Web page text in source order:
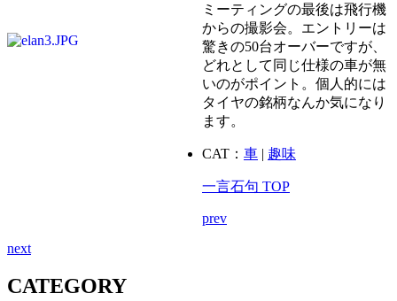
ミーティングの最後は飛行機
からの撮影会。エントリーは
驚きの50台オーバーですが、
どれとして同じ仕様の車が無
いのがポイント。個人的には
タイヤの銘柄なんか気になり
ます。
CAT： 車 | 趣味
一言石句 TOP
prev
next
CATEGORY